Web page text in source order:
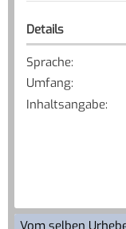
Details
Sprache:
Umfang:
Inhaltsangabe:
Vom selben